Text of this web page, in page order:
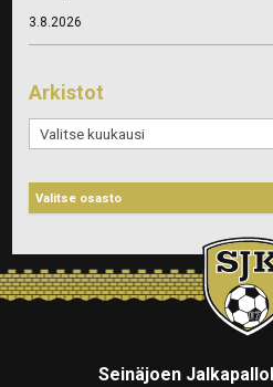
3.8.2026
Arkistot
Arkistot
Seinäjoen